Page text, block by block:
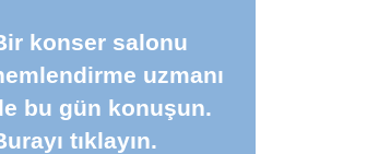
konser salonu
uzmanı
bu gün konuşun.
tıklayın.